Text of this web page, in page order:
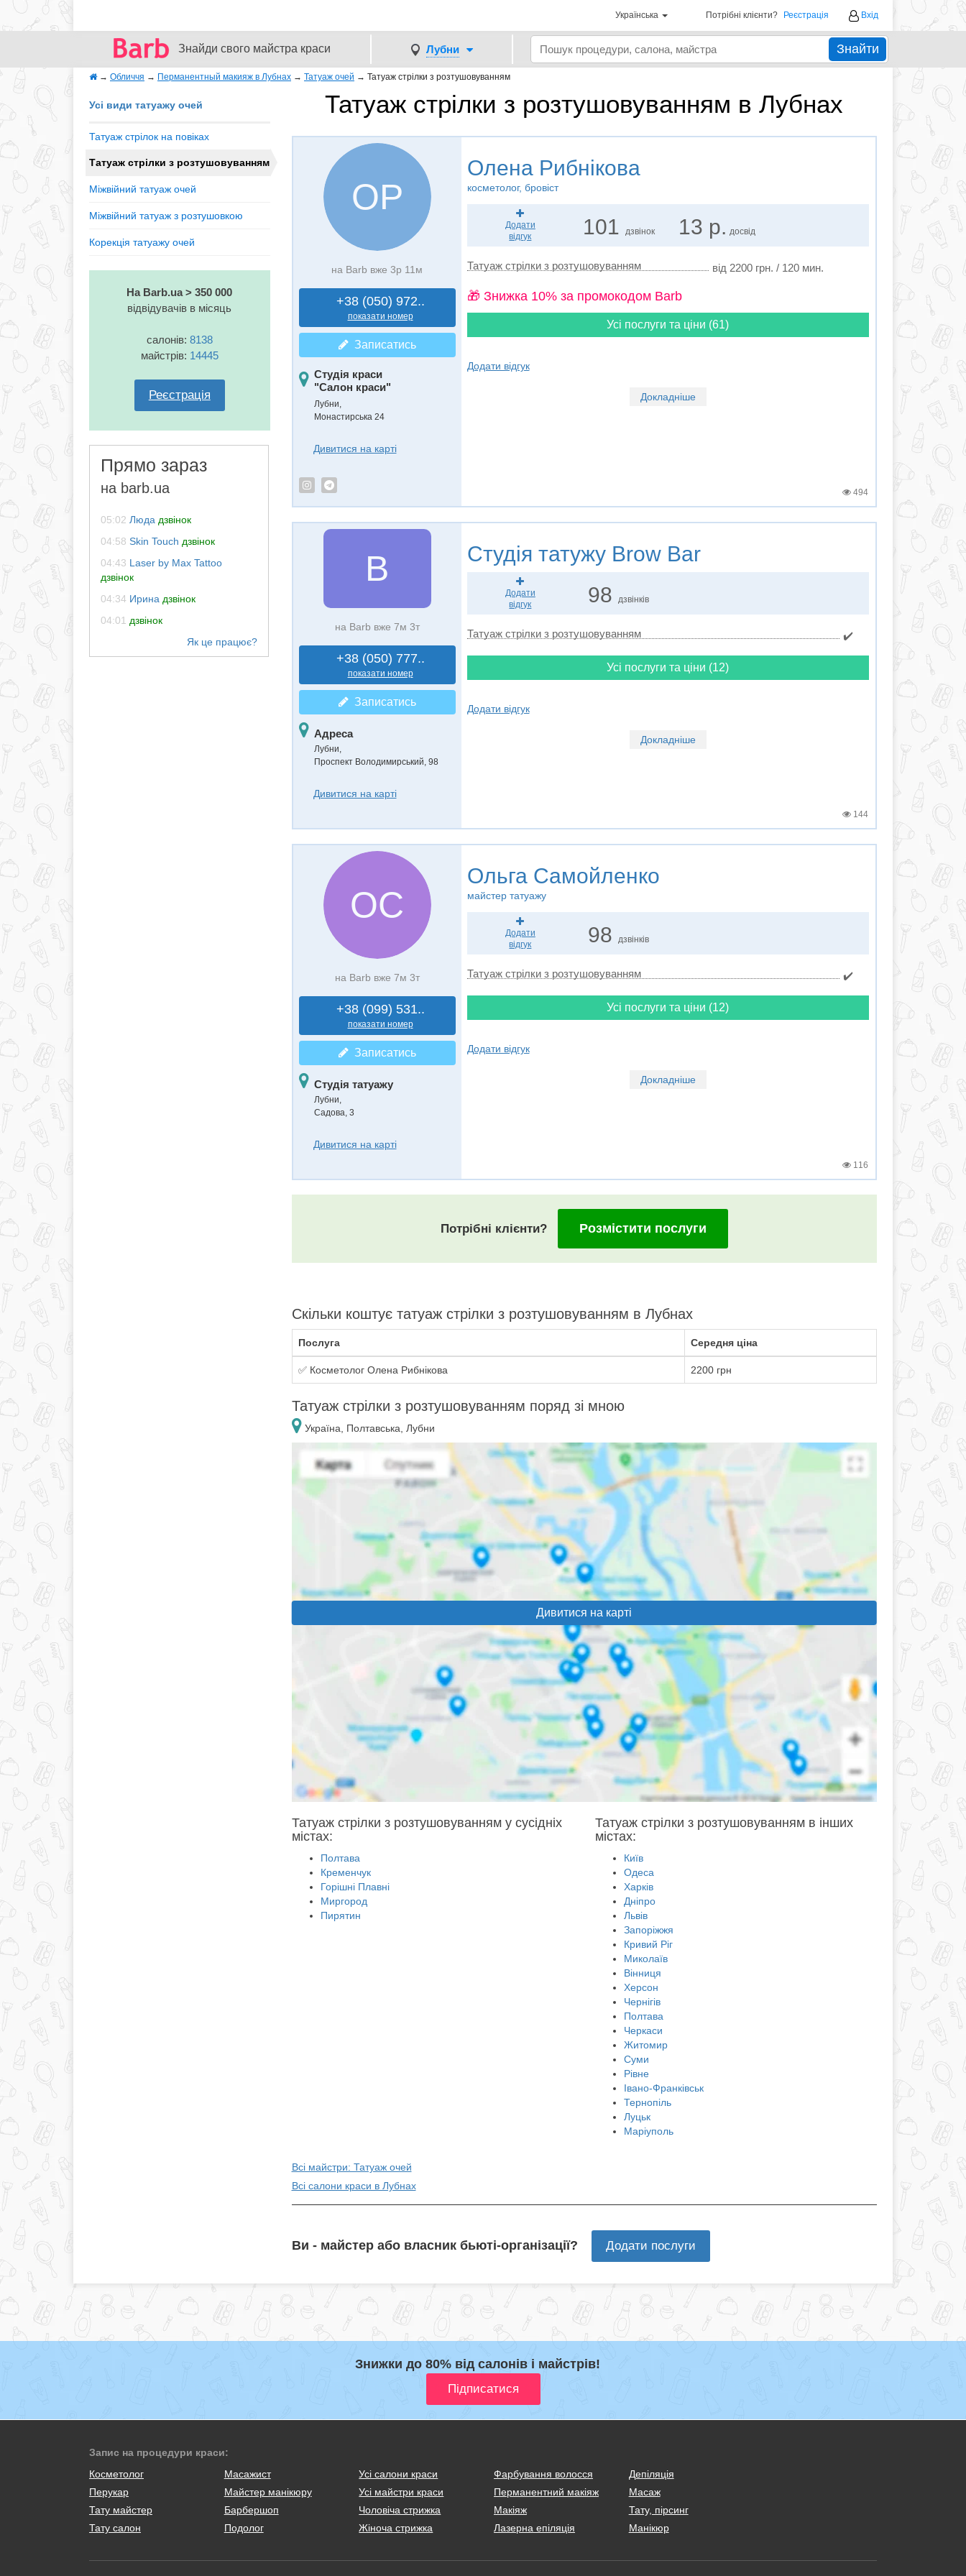
Українська Потрібні клієнти? Реєстрація Вхід
Знайди свого майстра краси Лубни Знайти
→ Обличчя → Перманентный макияж в Лубнах → Татуаж очей → Татуаж стрілки з розтушовуванням
Татуаж стрілки з розтушовуванням в Лубнах
Усі види татуажу очей
Татуаж стрілок на повіках
Татуаж стрілки з розтушовуванням
Міжвійний татуаж очей
Міжвійний татуаж з розтушовкою
Корекція татуажу очей
На Barb.ua > 350 000
відвідувачів в місяць
салонів: 8138
майстрів: 14445
Реєстрація
Прямо зараз
на barb.ua
05:02 Люда дзвінок
04:58 Skin Touch дзвінок
04:43 Laser by Max Tattoo
дзвінок
04:34 Ирина дзвінок
04:01 дзвінок
ОР
на Barb вже 3р 11м
+38 (050) 972..
показати номер
Записатись
Студія краси
"Салон краси"
Лубни,
Монастирська 24
Дивитися на карті
Олена Рибнікова
косметолог, бровіст
Додати
відгук
101 дзвінок 13 р. досвід
Татуаж стрілки з розтушовуванням від 2200 грн. / 120 мин.
🎁 Знижка 10% за промокодом Barb
Усі послуги та ціни (61)
Додати відгук
Докладніше
494
B
на Barb вже 7м 3т
+38 (050) 777..
показати номер
Записатись
Адреса
Лубни,
Проспект Володимирський, 98
Дивитися на карті
Студія татужуBrow Bar
Додати
відгук
98 дзвінків
Татуаж стрілки з розтушовуванням ✔️
Усі послуги та ціни (12)
Додати відгук
Докладніше
144
ОС
на Barb вже 7м 3т
+38 (099) 531..
показати номер
Записатись
Студія татуажу
Лубни,
Садова, 3
Дивитися на карті
Ольга Самойленко
майстер татуажу
Додати
відгук
98 дзвінків
Татуаж стрілки з розтушовуванням ✔️
Усі послуги та ціни (12)
Додати відгук
Докладніше
116
Потрібні клієнти? Розмістити послуги
Скільки коштує татуаж стрілки з розтушовуванням в Лубнах
Послуга Середня ціна
✅ Косметолог Олена Рибнікова 2200 грн
Татуаж стрілки з розтушовуванням поряд зі мною
Україна, Полтавська, Лубни
Дивитися на карті
Татуаж стрілки з розтушовуванням у сусідніх
містах:
Полтава
Кременчук
Горішні Плавні
Миргород
Пирятин
Татуаж стрілки з розтушовуванням в інших
містах:
Київ
Одеса
Харків
Дніпро
Львів
Запоріжжя
Кривий Ріг
Миколаїв
Вінниця
Херсон
Чернігів
Полтава
Черкаси
Житомир
Суми
Рівне
Івано-Франківськ
Тернопіль
Луцьк
Маріуполь
Всі майстри: Татуаж очей
Всі салони краси в Лубнах
Ви - майстер або власник бьюті-організації? Додати послуги
Знижки до 80% від салонів і майстрів!
Запис на процедури краси:
Косметолог
Масажист
Перукар
Майстер манікюру
Тату майстер
Барбершоп
Тату салон
Подолог
Усі салони краси
Усі майстри краси
Чоловіча стрижка
Жіноча стрижка
Фарбування волосся
Перманентний макіяж
Макіяж
Лазерна епіляція
Депіляція
Масаж
Тату, пірсинг
Манікюр